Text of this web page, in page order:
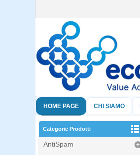
HOME PAGE CHI SIAMO
Categorie Prodotti
AntiSpam